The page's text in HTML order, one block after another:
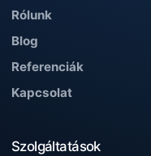
Rólunk
Blog
Referenciák
Kapcsolat
Szolgáltatások